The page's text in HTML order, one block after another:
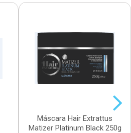
Máscara Hair Extrattus
Matizer Platinum Black 250g